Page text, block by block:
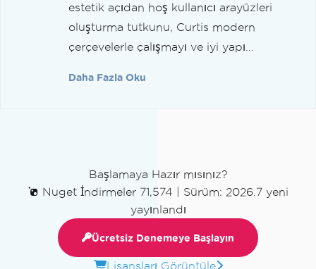
estetik açıdan hoş kullanıcı arayüzleri
oluşturma tutkunu, Curtis modern
çerçevelerle çalışmayı ve iyi yapı...
Daha Fazla Oku
Başlamaya Hazır mısınız?
Nuget İndirmeler 71,574
Sürüm: 2026.7 yeni
yayınlandı
Ücretsiz Denemeye Başlayın
Lisansları Görüntüle